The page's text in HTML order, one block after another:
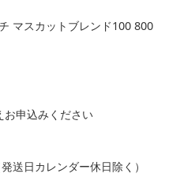
マスカットブレンド100 800
申込みください
送日カレンダー休日除く）